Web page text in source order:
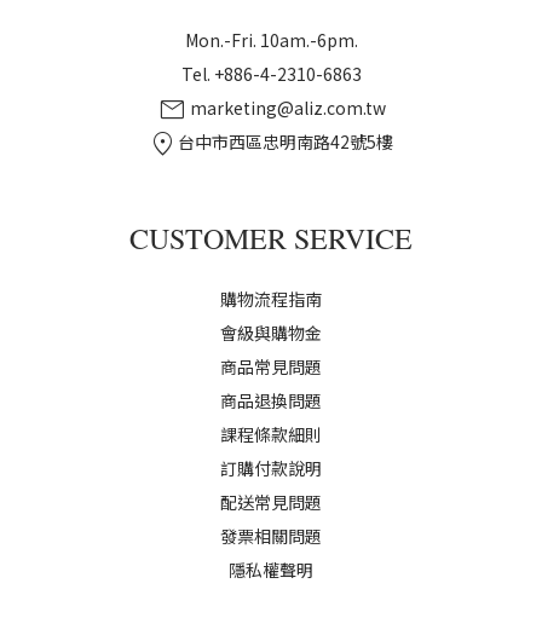
Mon.-Fri. 10am.-6pm.
Tel. +886-4-2310-6863
mail marketing@aliz.com.tw
location_on 台中市西區忠明南路42號5樓
CUSTOMER SERVICE
購物流程指南
會級與購物金
商品常見問題
商品退換問題
課程條款細則
訂購付款說明
配送常見問題
發票相關問題
隱私權聲明